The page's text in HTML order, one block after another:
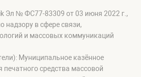
Эл № ФС77-83309 от 03 июня 2022 г.,
надзору в сфере связи,
и массовых коммуникаций
Муниципальное казённое
средства массовой